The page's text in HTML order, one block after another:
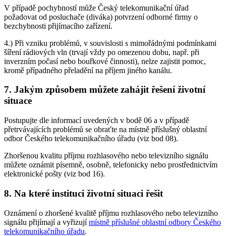
V případě pochybností může Český telekomunikační úřad
požadovat od posluchače (diváka) potvrzení odborné firmy o
bezchybnosti přijímacího zařízení.
4.) Při vzniku problémů, v souvislosti s mimořádnými podmínkami
šíření rádiových vln (trvají vždy po omezenou dobu, např. při
inverzním počasí nebo bouřkové činnosti), nelze zajistit pomoc,
kromě případného přeladění na příjem jiného kanálu.
7. Jakým způsobem můžete zahájit řešení životní
situace
Postupujte dle informací uvedených v bodě 06 a v případě
přetrvávajících problémů se obraťte na místně příslušný oblastní
odbor Českého telekomunikačního úřadu (viz bod 08).
Zhoršenou kvalitu příjmu rozhlasového nebo televizního signálu
můžete oznámit písemně, osobně, telefonicky nebo prostřednictvím
elektronické pošty (viz bod 16).
8. Na které instituci životní situaci řešit
Oznámení o zhoršené kvalitě příjmu rozhlasového nebo televizního
signálu přijímají a vyřizujímístně příslušné oblastní odbory Českého
telekomunikačního úřadu.